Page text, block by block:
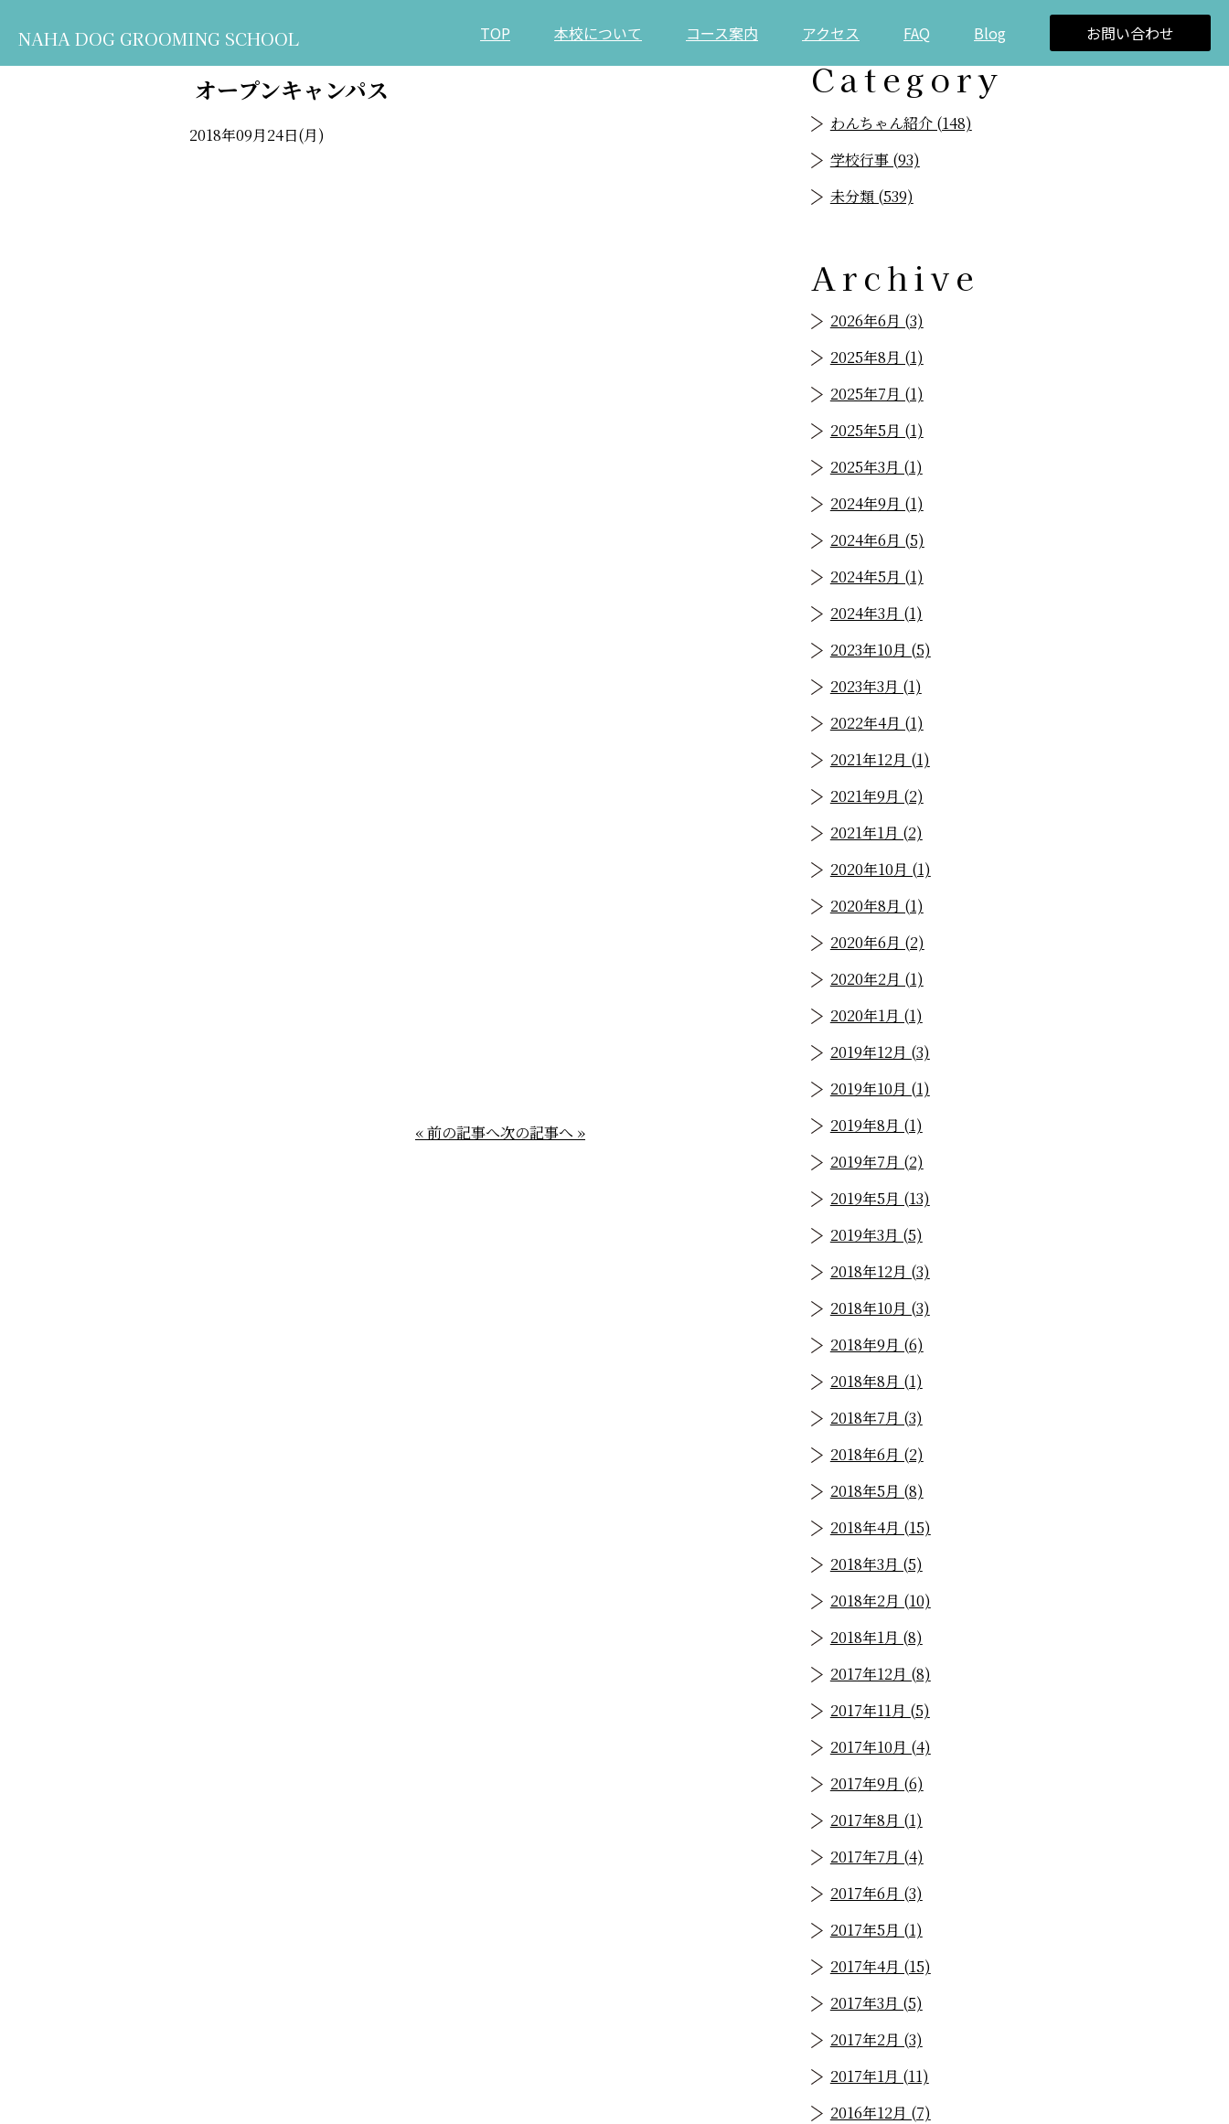
TOP 本校について コース案内 アクセス FAQ Blog お問い合わせ
NAHA DOG GROOMING SCHOOL
オープンキャンパス
2018年09月24日(月)
« 前の記事へ次の記事へ »
Category
わんちゃん紹介 (148)
学校行事 (93)
未分類 (539)
Archive
2026年6月 (3)
2025年8月 (1)
2025年7月 (1)
2025年5月 (1)
2025年3月 (1)
2024年9月 (1)
2024年6月 (5)
2024年5月 (1)
2024年3月 (1)
2023年10月 (5)
2023年3月 (1)
2022年4月 (1)
2021年12月 (1)
2021年9月 (2)
2021年1月 (2)
2020年10月 (1)
2020年8月 (1)
2020年6月 (2)
2020年2月 (1)
2020年1月 (1)
2019年12月 (3)
2019年10月 (1)
2019年8月 (1)
2019年7月 (2)
2019年5月 (13)
2019年3月 (5)
2018年12月 (3)
2018年10月 (3)
2018年9月 (6)
2018年8月 (1)
2018年7月 (3)
2018年6月 (2)
2018年5月 (8)
2018年4月 (15)
2018年3月 (5)
2018年2月 (10)
2018年1月 (8)
2017年12月 (8)
2017年11月 (5)
2017年10月 (4)
2017年9月 (6)
2017年8月 (1)
2017年7月 (4)
2017年6月 (3)
2017年5月 (1)
2017年4月 (15)
2017年3月 (5)
2017年2月 (3)
2017年1月 (11)
2016年12月 (7)